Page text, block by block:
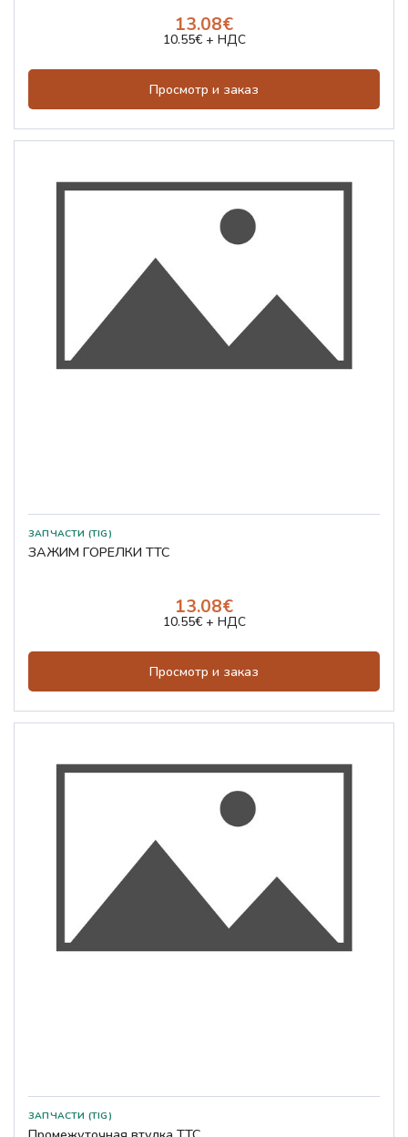
13.08€
10.55€ + НДС
Просмотр и заказ
ЗАПЧАСТИ (TIG)
ЗАЖИМ ГОРЕЛКИ TTC
13.08€
10.55€ + НДС
Просмотр и заказ
ЗАПЧАСТИ (TIG)